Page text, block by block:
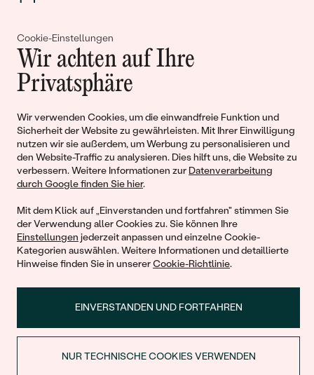
Cookie-Einstellungen
Wir achten auf Ihre
Privatsphäre
Wir verwenden Cookies, um die einwandfreie Funktion und
Sicherheit der Website zu gewährleisten. Mit Ihrer Einwilligung
nutzen wir sie außerdem, um Werbung zu personalisieren und
den Website-Traffic zu analysieren. Dies hilft uns, die Website zu
verbessern. Weitere Informationen zur Datenverarbeitung
durch Google finden Sie hier.
Mit dem Klick auf „Einverstanden und fortfahren" stimmen Sie
der Verwendung aller Cookies zu. Sie können Ihre
Einstellungen jederzeit anpassen und einzelne Cookie-
Kategorien auswählen. Weitere Informationen und detaillierte
Hinweise finden Sie in unsererCookie-Richtlinie.
EINVERSTANDEN UND FORTFAHREN
NUR TECHNISCHE COOKIES VERWENDEN
Gemeinsam erschaffen wir
Geschichten von Schönheit und
Liebe
Begleiten Sie uns!
© 2011 - 2026, Eppi.de